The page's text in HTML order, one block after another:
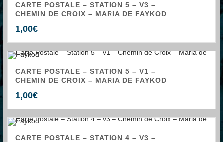
CARTE POSTALE – STATION 5 – V3 –
CHEMIN DE CROIX – MARIA DE FAYKOD
1,00€
CARTE POSTALE – STATION 5 – V1 –
CHEMIN DE CROIX – MARIA DE FAYKOD
1,00€
CARTE POSTALE – STATION 4 – V3 –